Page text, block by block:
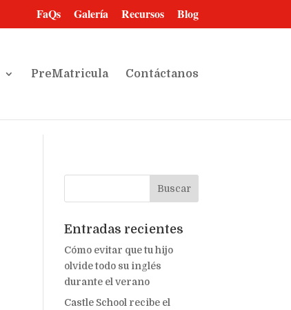
FaQs Galería Recursos Blog
PreMatricula Contáctanos
Entradas recientes
Cómo evitar que tu hijo
olvide todo su inglés
durante el verano
Castle School recibe el